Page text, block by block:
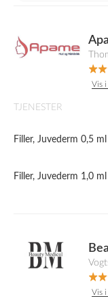
Vis
TJENESTER
Filler, Juvederm 0,5 ml
Filler, Juvederm 1,0 ml
Vis